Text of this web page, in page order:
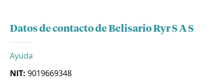
Datos de contacto de Belisario Ryr S A S
Ayuda
NIT: 9019669348